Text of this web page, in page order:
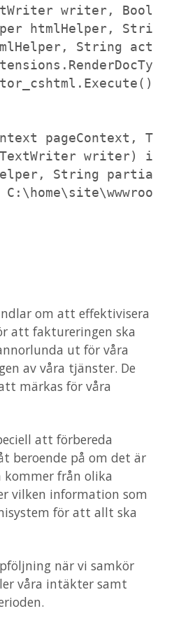
writer, Boolean
htmlHelper,
String
pageContext,
writer) in
String
handler
mediaItem,
in
pageContext,
writer) in
om att effektivisera
att faktureringen ska
ut för våra
av våra tjänster. De
märkas för våra
att förbereda
beroende på om det är
kommer från olika
vilken information som
för att allt ska
när vi samkör
våra intäkter samt